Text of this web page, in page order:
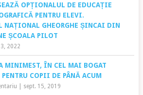
OPȚIONALUL DE EDUCAȚIE
PENTRU ELEVI.
NAȚIONAL GHEORGHE ȘINCAI DIN
ȘCOALA PILOT
2022
MINIMEST, ÎN CEL MAI BOGAT
PENTRU COPII DE PÂNĂ ACUM
sept. 15, 2019